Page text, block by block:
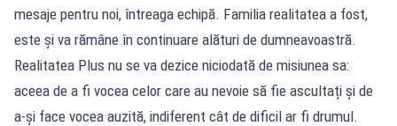
mesaje pentru noi, întreaga echipă. Familia realitatea a fost,
este și va rămâne în continuare alături de dumneavoastră.
Realitatea Plus nu se va dezice niciodată de misiunea sa:
aceea de a fi vocea celor care au nevoie să fie ascultați și de
a-și face vocea auzită, indiferent cât de dificil ar fi drumul.